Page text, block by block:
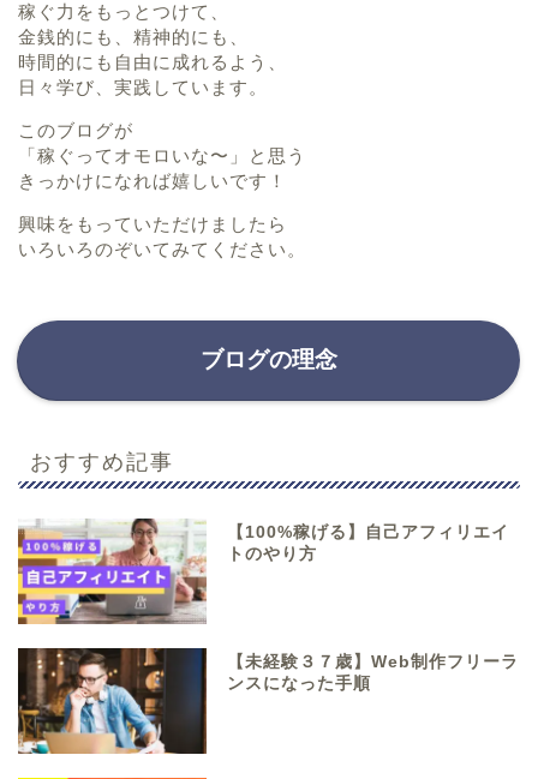
稼ぐ力をもっとつけて、
金銭的にも、精神的にも、
時間的にも自由に成れるよう、
日々学び、実践しています。
このブログが
「稼ぐってオモロいな〜」と思う
きっかけになれば嬉しいです！
興味をもっていただけましたら
いろいろのぞいてみてください。
ブログの理念
おすすめ記事
【100%稼げる】自己アフィリエイ
トのやり方
【未経験３７歳】Web制作フリーラ
ンスになった手順